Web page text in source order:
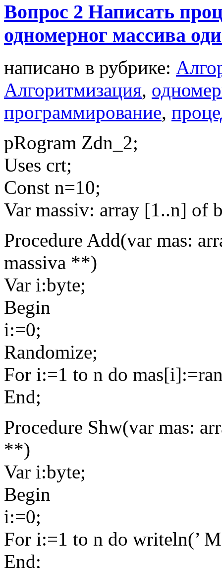
Вопрос 2 Написать
одномерног массива
написано в рубрике:
Алгоритмизация,
программирование,
pRogram Zdn_2;
Uses crt;
Const n=10;
Var massiv: array [1..n] of
Procedure Add(var mas:
massiva **)
Var i:byte;
Begin
i:=0;
Randomize;
For i:=1 to n do
End;
Procedure Shw(var mas:
**)
Var i:byte;
Begin
i:=0;
For i:=1 to n do writeln(’
End;